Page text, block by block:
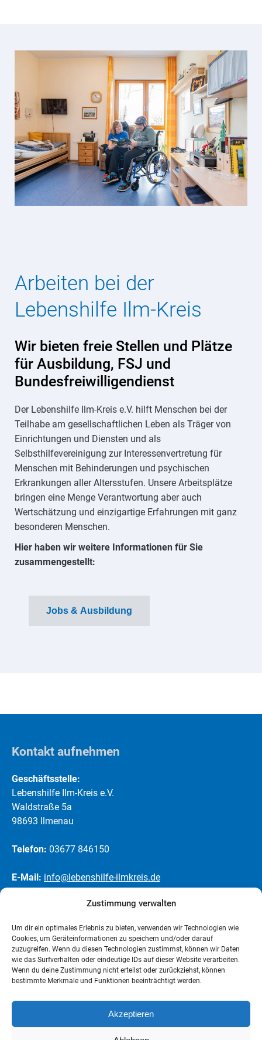
Zustimmung verwalten
Um dir ein optimales Erlebnis zu bieten, verwenden wir Technologien wie
Cookies, um Geräteinformationen zu speichern und/oder darauf
zuzugreifen. Wenn du diesen Technologien zustimmst, können wir Daten
wie das Surfverhalten oder eindeutige IDs auf dieser Website verarbeiten.
Wenn du deine Zustimmung nicht erteilst oder zurückziehst, können
bestimmte Merkmale und Funktionen beeinträchtigt werden.
Akzeptieren
Arbeiten bei der
Lebenshilfe Ilm-Kreis
Wir bieten freie Stellen und Plätze
für Ausbildung, FSJ und
Bundesfreiwilligendienst
Der Lebenshilfe Ilm-Kreis e.V. hilft Menschen bei der
Teilhabe am gesellschaftlichen Leben als Träger von
Einrichtungen und Diensten und als
Selbsthilfevereinigung zur Interessenvertretung für
Menschen mit Behinderungen und psychischen
Erkrankungen aller Altersstufen. Unsere Arbeitsplätze
bringen eine Menge Verantwortung aber auch
Wertschätzung und einzigartige Erfahrungen mit ganz
besonderen Menschen.
Hier haben wir weitere Informationen für Sie
zusammengestellt:
Jobs & Ausbildung
Kontakt aufnehmen
Geschäftsstelle:
Lebenshilfe Ilm-Kreis e.V.
Waldstraße 5a
98693 Ilmenau
Telefon: 03677 846150
E-Mail: info@lebenshilfe-ilmkreis.de
Weitere Informationen
Kontakt
Jobs